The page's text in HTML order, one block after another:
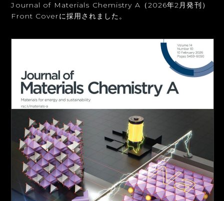
Journal of Materials Chemistry A（2026年2月発刊）
Front Coverに採用されました。